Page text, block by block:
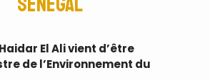
El Ali vient d’être
de l’Environnement du